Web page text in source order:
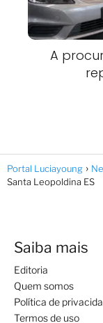
A
Portal Luciayoung
Santa Leopoldina ES
Saiba mais
Editoria
Quem somos
Política de
Termos de uso